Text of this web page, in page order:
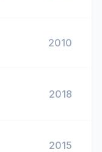
2010
2018
2015